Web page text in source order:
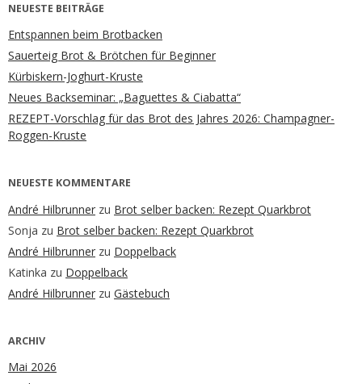
NEUESTE BEITRÄGE
Entspannen beim Brotbacken
Sauerteig Brot & Brötchen für Beginner
Kürbiskern-Joghurt-Kruste
Neues Backseminar: „Baguettes & Ciabatta“
REZEPT-Vorschlag für das Brot des Jahres 2026: Champagner-
Roggen-Kruste
NEUESTE KOMMENTARE
André Hilbrunner zu Brot selber backen: Rezept Quarkbrot
Sonja zu Brot selber backen: Rezept Quarkbrot
André Hilbrunner zu Doppelback
Katinka zu Doppelback
André Hilbrunner zu Gästebuch
ARCHIV
Mai 2026